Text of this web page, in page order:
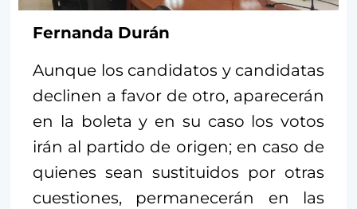
Fernanda Durán
Aunque los candidatos y candidatas
declinen a favor de otro, aparecerán
en la boleta y en su caso los votos
irán al partido de origen; en caso de
quienes sean sustituidos por otras
cuestiones, permanecerán en las